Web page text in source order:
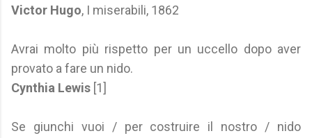
Victor Hugo, I miserabili, 1862
Avrai molto più rispetto per un uccello dopo aver
provato a fare un nido.
Cynthia Lewis [1]
Se giunchi vuoi / per costruire il nostro / nido